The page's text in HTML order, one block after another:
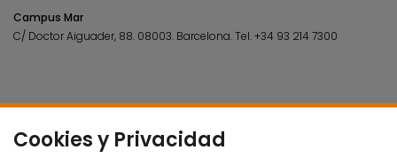
Cookies y Privacidad
Campus Mar
C/ Doctor Aiguader, 88. 08003. Barcelona.Tel.+34 93 214 7300